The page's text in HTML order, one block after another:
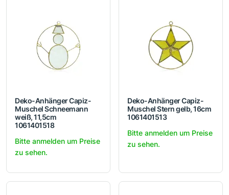
Deko-Anhänger Capiz-
Muschel Schneemann
weiß, 11,5cm
1061401518
Bitte anmelden um Preise
zu sehen.
Deko-Anhänger Capiz-
Muschel Stern gelb, 16cm
1061401513
Bitte anmelden um Preise
zu sehen.